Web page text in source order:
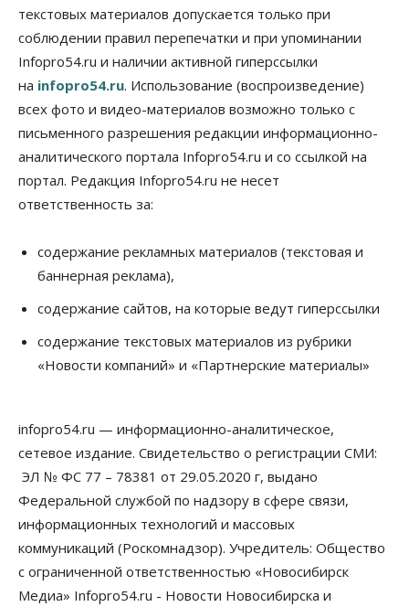
текстовых материалов допускается только при
соблюдении правил перепечатки и при упоминании
Infopro54.ru и наличии активной гиперссылки
на infopro54.ru. Использование (воспроизведение)
всех фото и видео-материалов возможно только с
письменного разрешения редакции информационно-
аналитического портала Infopro54.ru и со ссылкой на
портал. Редакция Infopro54.ru не несет
ответственность за:
содержание рекламных материалов (текстовая и
баннерная реклама),
содержание сайтов, на которые ведут гиперссылки
содержание текстовых материалов из рубрики
«Новости компаний» и «Партнерские материалы»
infopro54.ru — информационно-аналитическое,
сетевое издание. Свидетельство о регистрации СМИ:
ЭЛ № ФС 77 – 78381 от 29.05.2020 г, выдано
Федеральной службой по надзору в сфере связи,
информационных технологий и массовых
коммуникаций (Роскомнадзор). Учредитель: Общество
с ограниченной ответственностью «Новосибирск
Медиа» Infopro54.ru - Новости Новосибирска и